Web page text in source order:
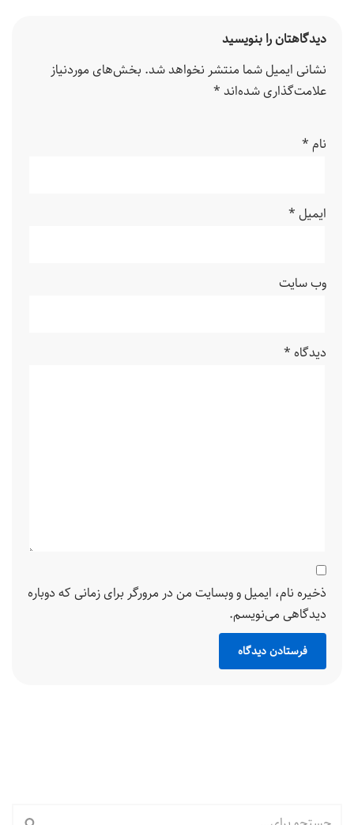
دیدگاهتان را بنویسید
نشانی ایمیل شما منتشر نخواهد شد. بخش‌های موردنیاز
علامت‌گذاری شده‌اند *
نام *
ایمیل *
وب‌ سایت
دیدگاه *
ذخیره نام، ایمیل و وبسایت من در مرورگر برای زمانی که دوباره
دیدگاهی می‌نویسم.